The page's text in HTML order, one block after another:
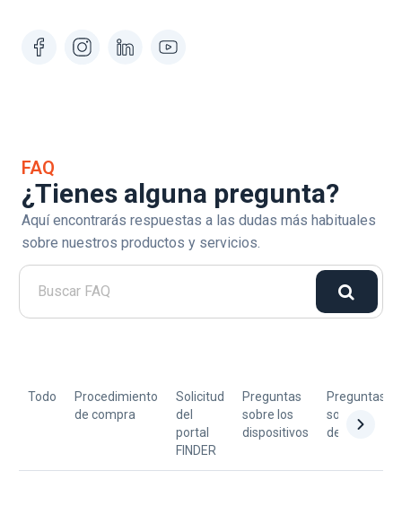
FAQ
¿Tienes alguna pregunta?
Aquí encontrarás respuestas a las dudas más habituales
sobre nuestros productos y servicios.
Todo
Procedimiento
de compra
Solicitud
del
portal
FINDER
Preguntas
sobre los
dispositivos
Preguntas
sobre
devoluciones